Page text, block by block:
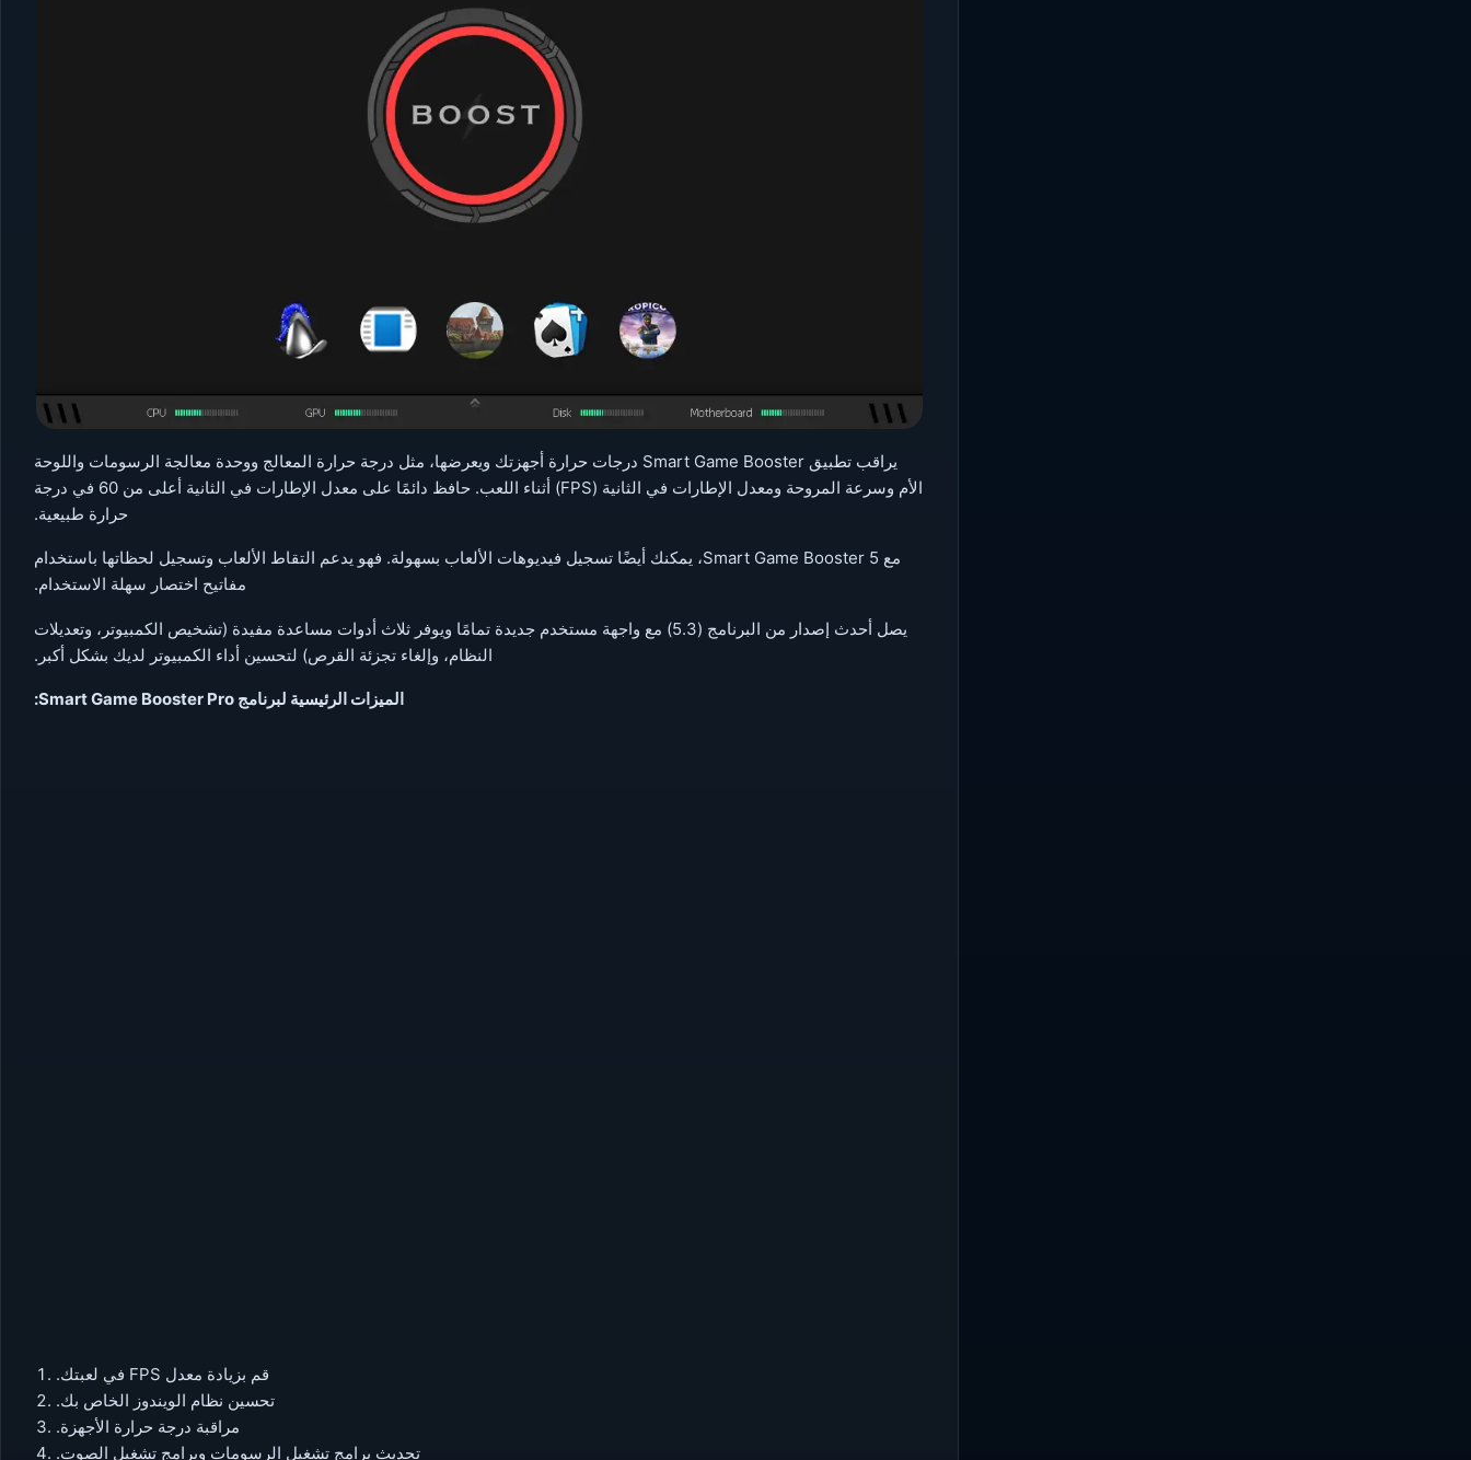
يراقب تطبيق Smart Game Booster درجات حرارة أجهزتك ويعرضها، مثل درجة حرارة المعالج ووحدة معالجة الرسومات واللوحة
الأم وسرعة المروحة ومعدل الإطارات في الثانية (FPS) أثناء اللعب. حافظ دائمًا على معدل الإطارات في الثانية أعلى من 60 في درجة
حرارة طبيعية.
مع Smart Game Booster 5، يمكنك أيضًا تسجيل فيديوهات الألعاب بسهولة. فهو يدعم التقاط الألعاب وتسجيل لحظاتها باستخدام
مفاتيح اختصار سهلة الاستخدام.
يصل أحدث إصدار من البرنامج (5.3) مع واجهة مستخدم جديدة تمامًا ويوفر ثلاث أدوات مساعدة مفيدة (تشخيص الكمبيوتر، وتعديلات
النظام، وإلغاء تجزئة القرص) لتحسين أداء الكمبيوتر لديك بشكل أكبر.
الميزات الرئيسية لبرنامج Smart Game Booster Pro:
قم بزيادة معدل FPS في لعبتك.
تحسين نظام الويندوز الخاص بك.
مراقبة درجة حرارة الأجهزة.
تحديث برامج تشغيل الرسومات وبرامج تشغيل الصوت.